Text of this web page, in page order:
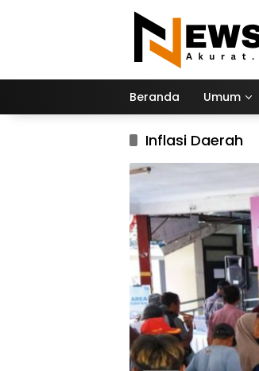
Beranda Umum
Inflasi Daerah